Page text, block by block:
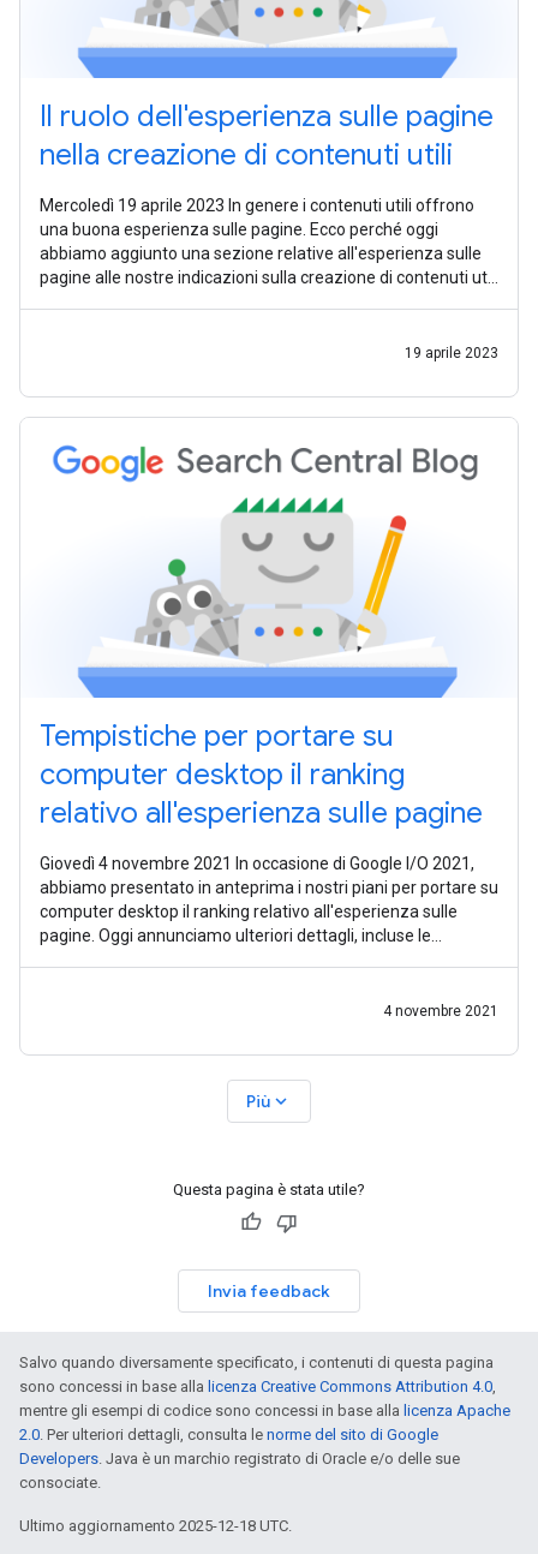
Il ruolo dell'esperienza sulle pagine
nella creazione di contenuti utili
Mercoledì 19 aprile 2023 In genere i contenuti utili offrono
una buona esperienza sulle pagine. Ecco perché oggi
abbiamo aggiunto una sezione relative all'esperienza sulle
pagine alle nostre indicazioni sulla creazione di contenuti utili
19 aprile 2023
Tempistiche per portare su
computer desktop il ranking
relativo all'esperienza sulle pagine
Giovedì 4 novembre 2021 In occasione di Google I/O 2021,
abbiamo presentato in anteprima i nostri piani per portare su
computer desktop il ranking relativo all'esperienza sulle
pagine. Oggi annunciamo ulteriori dettagli, incluse le
4 novembre 2021
Più expand_more
Questa pagina è stata utile?
Invia feedback
Salvo quando diversamente specificato, i contenuti di questa pagina
sono concessi in base alla licenza Creative Commons Attribution 4.0,
mentre gli esempi di codice sono concessi in base alla licenza Apache
2.0. Per ulteriori dettagli, consulta le norme del sito di Google
Developers. Java è un marchio registrato di Oracle e/o delle sue
consociate.
Ultimo aggiornamento 2025-12-18 UTC.